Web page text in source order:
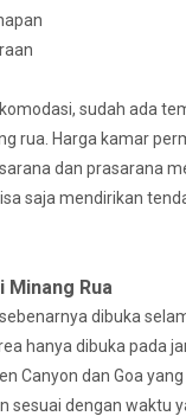
sudah ada
rua. Harga kamar
dan prasarana
saja mendirikan
Minang Rua
dibuka
hanya dibuka pada
Canyon dan Goa
sesuai dengan waktu